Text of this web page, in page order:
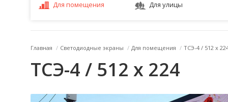
Для помещения Для улицы
Главная / Светодиодные экраны / Для помещения / ТСЭ-4 / 512 x
ТСЭ-4 / 512 x 224